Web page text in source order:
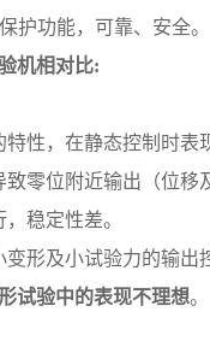
护功能，可靠、安全。
机相对比:
性，在静态控制时表
零位附近输出（位移
稳定性差。
形及小试验力的输出
试验中的表现不理想。